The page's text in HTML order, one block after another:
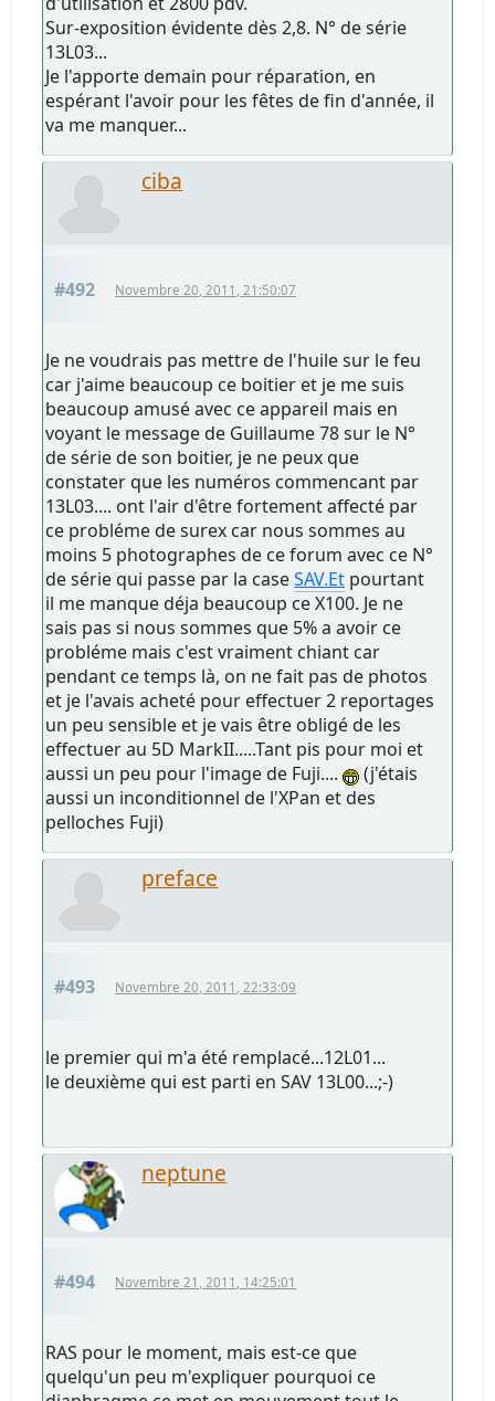
Sur-exposition évidente dès 2,8. N° de série
13L03...
Je l'apporte demain pour réparation, en
espérant l'avoir pour les fêtes de fin d'année, il
va me manquer...
ciba
#492 Novembre 20, 2011, 21:50:07
Je ne voudrais pas mettre de l'huile sur le feu
car j'aime beaucoup ce boitier et je me suis
beaucoup amusé avec ce appareil mais en
voyant le message de Guillaume 78 sur le N°
de série de son boitier, je ne peux que
constater que les numéros commencant par
13L03.... ont l'air d'être fortement affecté par
ce probléme de surex car nous sommes au
moins 5 photographes de ce forum avec ce N°
de série qui passe par la caseSAV.Et pourtant
il me manque déja beaucoup ce X100. Je ne
sais pas si nous sommes que 5% a avoir ce
probléme mais c'est vraiment chiant car
pendant ce temps là, on ne fait pas de photos
et je l'avais acheté pour effectuer 2 reportages
un peu sensible et je vais être obligé de les
effectuer au 5D MarkII.....Tant pis pour moi et
aussi un peu pour l'image de Fuji....
(j'étais
aussi un inconditionnel de l'XPan et des
pelloches Fuji)
preface
#493 Novembre 20, 2011, 22:33:09
le premier qui m'a été remplacé...12L01...
le deuxième qui est parti en SAV 13L00...;-)
neptune
#494 Novembre 21, 2011, 14:25:01
RAS pour le moment, mais est-ce que
quelqu'un peu m'expliquer pourquoi ce